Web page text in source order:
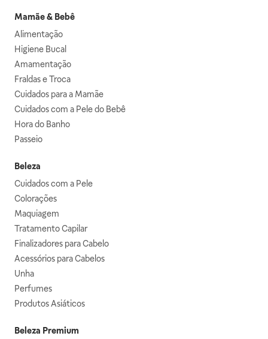
Mamãe & Bebê
Alimentação
Higiene Bucal
Amamentação
Fraldas e Troca
Cuidados para a Mamãe
Cuidados com a Pele do Bebê
Hora do Banho
Passeio
Beleza
Cuidados com a Pele
Colorações
Maquiagem
Tratamento Capilar
Finalizadores para Cabelo
Acessórios para Cabelos
Unha
Perfumes
Produtos Asiáticos
Beleza Premium